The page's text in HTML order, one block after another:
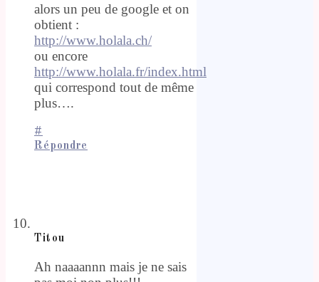
alors un peu de google et on
obtient :
http://www.holala.ch/
ou encore
http://www.holala.fr/index.html
qui correspond tout de même
plus….
#
Répondre
Titou
Ah naaaannn mais je ne sais